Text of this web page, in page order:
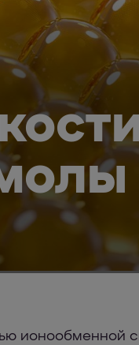
ионообменной